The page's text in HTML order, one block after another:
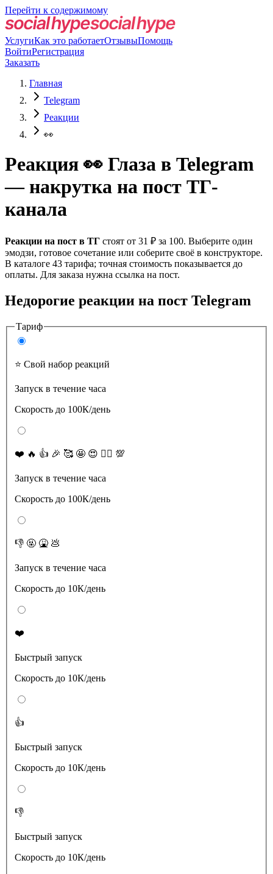
Перейти к содержимому
УслугиКак это работаетОтзывыПомощь
ВойтиРегистрация
Заказать
Главная
Telegram
Реакции
👀
Реакция 👀 Глаза в Telegram
— накрутка на пост ТГ-
канала
Реакции на пост в ТГ стоят от 31 ₽ за 100. Выберите один
эмодзи, готовое сочетание или соберите своё в конструкторе.
В каталоге 43 тарифа; точная стоимость показывается до
оплаты. Для заказа нужна ссылка на пост.
Недорогие реакции на пост Telegram
Тариф
⭐️ Свой набор реакций
Запуск в течение часа
Скорость до 100К/день
❤️ 🔥 👍 🎉 🥰 🤩 😍 ❤️‍🔥 💯
Запуск в течение часа
Скорость до 100К/день
👎 🤬 🤮 💩
Запуск в течение часа
Скорость до 10К/день
❤️
Быстрый запуск
Скорость до 10К/день
👍
Быстрый запуск
Скорость до 10К/день
👎
Быстрый запуск
Скорость до 10К/день